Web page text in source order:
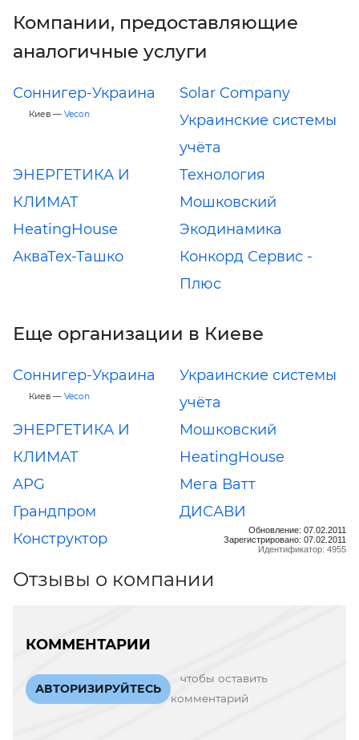
Компании, предоставляющие
аналогичные услуги
Соннигер-Украина
Киев — Vecon
Solar Company
Украинские системы
учёта
ЭНЕРГЕТИКА И
КЛИМАТ
Технология
Мошковский
HeatingHouse
Экодинамика
АкваТех-Ташко
Конкорд Сервис -
Плюс
Еще организации в Киеве
Соннигер-Украина
Киев — Vecon
Украинские системы
учёта
ЭНЕРГЕТИКА И
КЛИМАТ
Мошковский
HeatingHouse
APG
Мега Ватт
Грандпром
ДИСАВИ
Конструктор
Обновление: 07.02.2011
Зарегистрировано: 07.02.2011
Идентификатор: 4955
Отзывы о компании
КОММЕНТАРИИ
АВТОРИЗИРУЙТЕСЬ
чтобы оставить
комментарий